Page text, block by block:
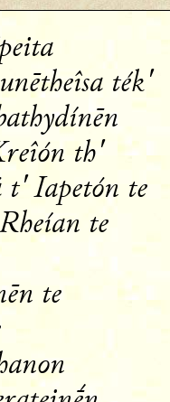
ték'
th'
Iapetón te
te
te